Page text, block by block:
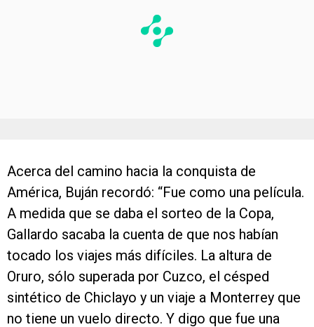
Acerca del camino hacia la conquista de
América, Buján recordó: “Fue como una película.
A medida que se daba el sorteo de la Copa,
Gallardo sacaba la cuenta de que nos habían
tocado los viajes más difíciles. La altura de
Oruro, sólo superada por Cuzco, el césped
sintético de Chiclayo y un viaje a Monterrey que
no tiene un vuelo directo. Y digo que fue una